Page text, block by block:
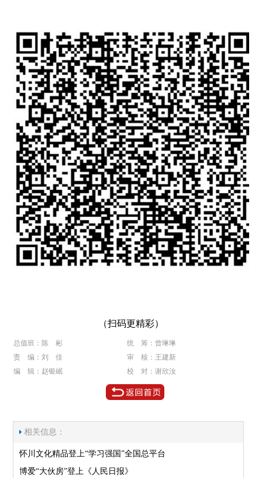
（扫码更精彩）
总值班：陈 彬
统 筹：曾琳琳
责 编：刘 佳
审 核：王建新
编 辑：赵银岷
校 对：谢欣汝
相关信息：
怀川文化精品登上“学习强国”全国总平台
博爱“大伙房”登上《人民日报》